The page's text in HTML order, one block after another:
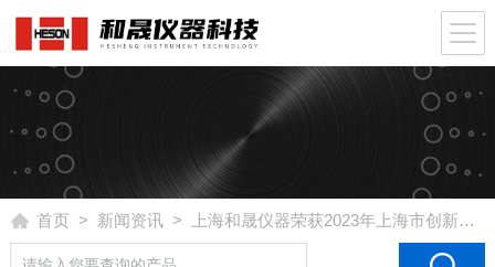
首页 > 新闻资讯> 上海和晟仪器荣获2023年上海市创新型中小企业